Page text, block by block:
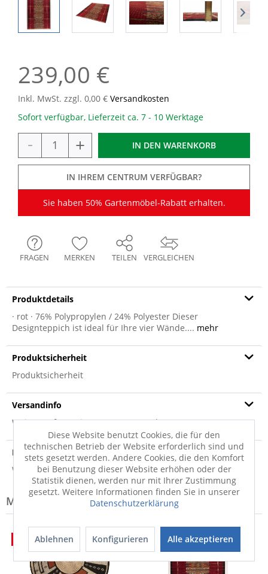
239,00 €
Inkl. MwSt. zzgl. 0,00 € Versandkosten
Sofort verfügbar, Lieferzeit ca. 7 - 10 Werktage
- + IN DEN WARENKORB
IN IHREM CENTRUM VERFÜGBAR?
Sie haben 50% Gartenmöbel-Rabatt erhalten.
VERGLEICHEN
FRAGEN MERKEN TEILEN
Produktdetails
· rot · 76% Polypropylen / 24% Polyester Dieser
Designteppich ist ideal für Ihre vier Wände.... mehr
Produktsicherheit
Produktsicherheit
Versandinfo
Weitere Informationen zum Versand...
Hersteller
Weitere Informationen zum Hersteller...
Modell-Familie: AURORA
50%
Diese Website benutzt Cookies, die für den
technischen Betrieb der Website erforderlich sind und
stets gesetzt werden. Andere Cookies, die den Komfort
bei Benutzung dieser Website erhöhen oder der
Statistik dienen, werden nur mit Ihrer Zustimmung
gesetzt. Weitere Informationen finden Sie in unserer
Datenschutzerklärung
Ablehnen Konfigurieren Alle akzeptieren